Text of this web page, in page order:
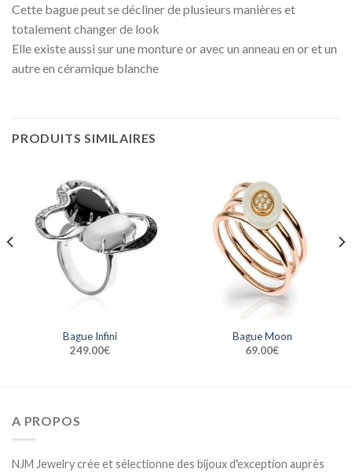
Cette bague peut se décliner de plusieurs manières et
totalement changer de look
Elle existe aussi sur une monture or avec un anneau en or et un
autre en céramique blanche
PRODUITS SIMILAIRES
Bague Infini
249.00€
Bague Moon
69.00€
A PROPOS
NJM Jewelry crée et sélectionne des bijoux d'exception auprès